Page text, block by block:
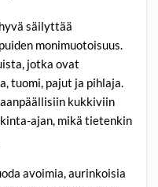
säilyttää
monimuotoisuus.
jotka ovat
tuomi, pajut ja pihlaja.
kukkiviin
ajan, mikä tietenkin
avoimia, aurinkoisia